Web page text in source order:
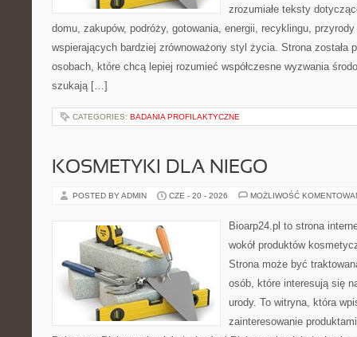
zrozumiałe teksty
domu, zakupów, podróży, gotowania, energii, recyklingu,
wspierających bardziej zrównoważony styl życia. Strona została
osobach, które chcą lepiej rozumieć współczesne wyzwania
szukają […]
CATEGORIES: BADANIA PROFILAKTYCZNE
KOSMETYKI DLA NIEGO
POSTED BY ADMIN CZE - 20 - 2026 MOŻLIWOŚĆ
Bioarp24.pl to strona
wokół produktów
Strona może być
osób, które interesują się
urody. To witryna, która
zainteresowanie